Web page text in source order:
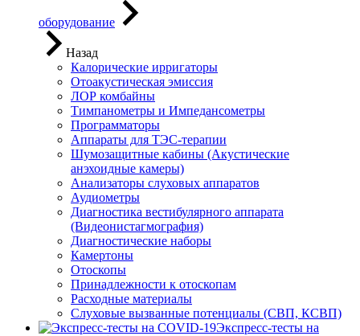
оборудование
Назад
Калорические ирригаторы
Отоакустическая эмиссия
ЛОР комбайны
Тимпанометры и Импедансометры
Программаторы
Аппараты для ТЭС-терапии
Шумозащитные кабины (Акустические
анэхоидные камеры)
Анализаторы слуховых аппаратов
Аудиометры
Диагностика вестибулярного аппарата
(Видеонистагмография)
Диагностические наборы
Камертоны
Отоскопы
Принадлежности к отоскопам
Расходные материалы
Слуховые вызванные потенциалы (СВП, КСВП)
Экспресс-тесты на